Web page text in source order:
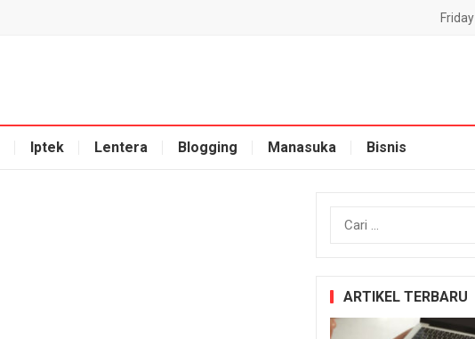
Friday
Iptek Lentera Blogging Manasuka Bisnis
Cari
ARTIKEL TERBARU